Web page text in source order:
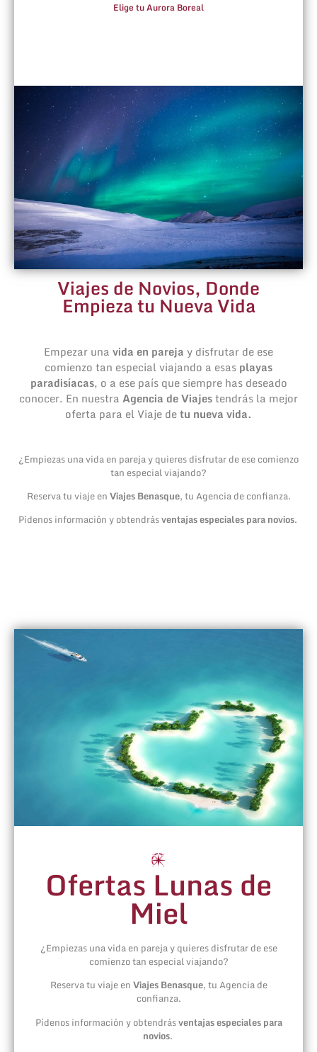
Elige tu Aurora Boreal
Viajes de Novios, Donde
Empieza tu Nueva Vida
Empezar una vida en pareja y disfrutar de ese
comienzo tan especial viajando a esas playas
paradisíacas, o a ese país que siempre has deseado
conocer. En nuestra Agencia de Viajestendrás la mejor
oferta para el Viaje detu nueva vida.
¿Empiezas una vida en pareja y quieres disfrutar de ese comienzo
tan especial viajando?
Reserva tu viaje enViajes Benasque, tu Agencia de confianza.
Pídenos información y obtendrásventajas especiales para novios.
Ofertas Lunas de
Miel
¿Empiezas una vida en pareja y quieres disfrutar de ese
comienzo tan especial viajando?
Reserva tu viaje enViajes Benasque, tu Agencia de
confianza.
Pídenos información y obtendrásventajas especiales para
novios.